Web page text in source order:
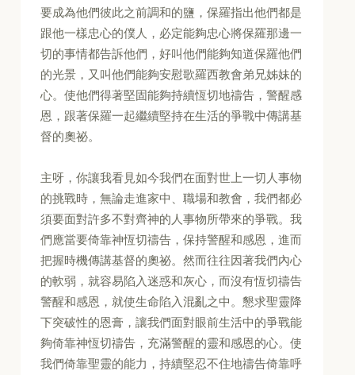
要成為他們彼此之前調和的鹽，保羅指出他們都是
跟他一樣忠心的僕人，必定能夠忠心將保羅那邊一
切的事情都告訴他們，好叫他們能夠知道保羅他們
的光景，又叫他們能夠安慰歌羅西教會弟兄姊妹的
心。使他們得著堅固能夠持續恆切地禱告，警醒感
恩，跟著保羅一起繼續堅持在生活的爭戰中傳講基
督的奧祕。
主呀，你讓我看見如今我們在面對世上一切人事物
的挑戰時，無論走進家中、職場和教會，我們都必
須要面對許多不對齊神的人事物所帶來的爭戰。我
們應當要倚靠神恆切禱告，保持警醒和感恩，進而
把握時機傳講基督的奧祕。然而往往因著我們內心
的軟弱，就容易陷入迷惑和灰心，而沒有恆切禱告
警醒和感恩，就使生命陷入混亂之中。懇求聖靈降
下突破性的恩膏，讓我們面對眼前生活中的爭戰能
夠倚靠神恆切禱告，充滿警醒的靈和感恩的心。使
我們倚靠聖靈的能力，持續堅忍不住地禱告倚靠呼